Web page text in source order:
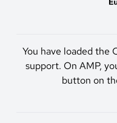
You have loaded the
support. On AMP,
button on